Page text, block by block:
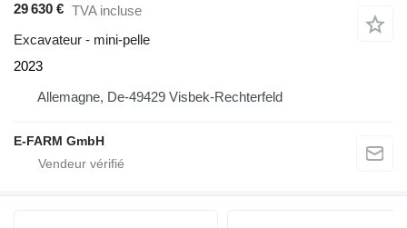
29 630 € TVA incluse
Excavateur - mini-pelle
2023
Allemagne, De-49429 Visbek-Rechterfeld
E-FARM GmbH